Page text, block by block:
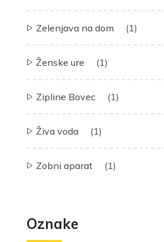
Zelenjava na dom (1)
Ženske ure (1)
Zipline Bovec (1)
Živa voda (1)
Zobni aparat (1)
Oznake